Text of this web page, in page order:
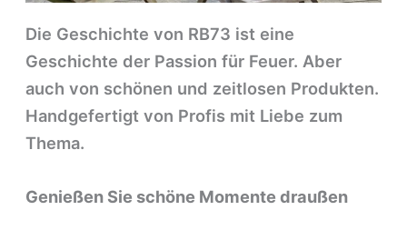
Die Geschichte von RB73 ist eine
Geschichte der Passion für Feuer. Aber
auch von schönen und zeitlosen Produkten.
Handgefertigt von Profis mit Liebe zum
Thema.
Genießen Sie schöne Momente draußen